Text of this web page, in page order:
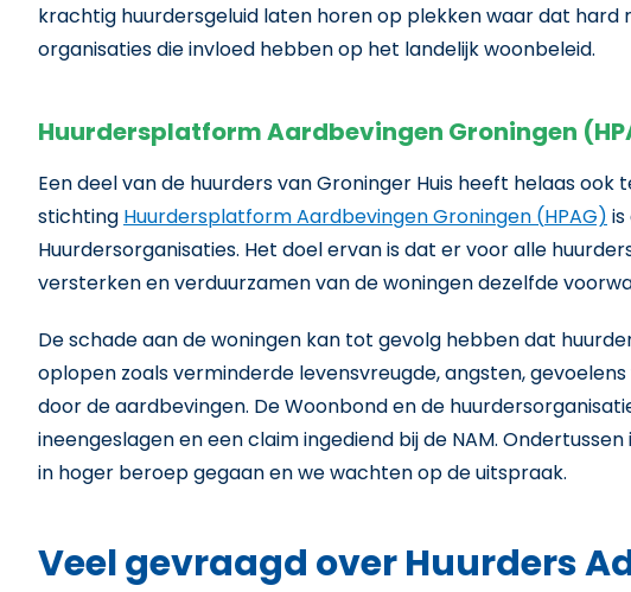
krachtig huurdersgeluid laten horen op plekken waar dat hard
organisaties die invloed hebben op het landelijk woonbeleid.
Huurdersplatform Aardbevingen Groningen
Een deel van de huurders van Groninger Huis heeft helaas
stichting Huurdersplatform Aardbevingen Groningen (HPAG)
Huurdersorganisaties. Het doel ervan is dat er voor alle
versterken en verduurzamen van de woningen dezelfde
De schade aan de woningen kan tot gevolg hebben dat
oplopen zoals verminderde levensvreugde, angsten,
door de aardbevingen. De Woonbond en de
ineengeslagen en een claim ingediend bij de NAM.
in hoger beroep gegaan en we wachten op de uitspraak.
Veel gevraagd over Huurders